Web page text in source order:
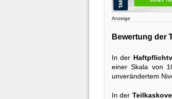
Anzeige
Bewertung der
In der
einer Skala von
unverändertem
In der